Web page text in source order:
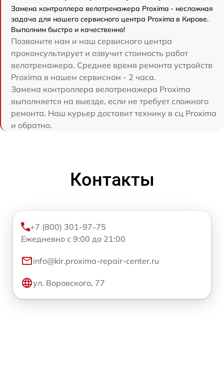
Замена контроллера велотренажера Proxima - несложная
задача для нашего сервисного центра Proxima в Кирове.
Выполним быстро и качественно!
Позвоните нам и наш сервисного центра
проконсультирует и озвучит стоимость работ
велотренажера. Среднее время ремонта устройств
Proxima в нашем сервисном - 2 часа.
Замена контроллера велотренажера Proxima
выполняется на выезде, если не требует сложного
ремонта. Наш курьер доставит технику в сц Proxima
и обратно.
Контакты
+7 (800) 301-97-75
Ежедневно с 9:00 до 21:00
info@kir.proxima-repair-center.ru
ул. Воровского, 77